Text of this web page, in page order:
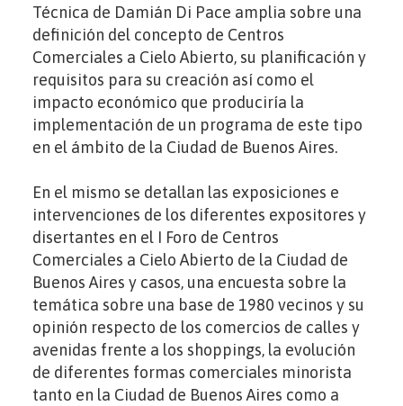
Técnica de Damián Di Pace amplia sobre una
definición del concepto de Centros
Comerciales a Cielo Abierto, su planificación y
requisitos para su creación así como el
impacto económico que produciría la
implementación de un programa de este tipo
en el ámbito de la Ciudad de Buenos Aires.
En el mismo se detallan las exposiciones e
intervenciones de los diferentes expositores y
disertantes en el I Foro de Centros
Comerciales a Cielo Abierto de la Ciudad de
Buenos Aires y casos, una encuesta sobre la
temática sobre una base de 1980 vecinos y su
opinión respecto de los comercios de calles y
avenidas frente a los shoppings, la evolución
de diferentes formas comerciales minorista
tanto en la Ciudad de Buenos Aires como a